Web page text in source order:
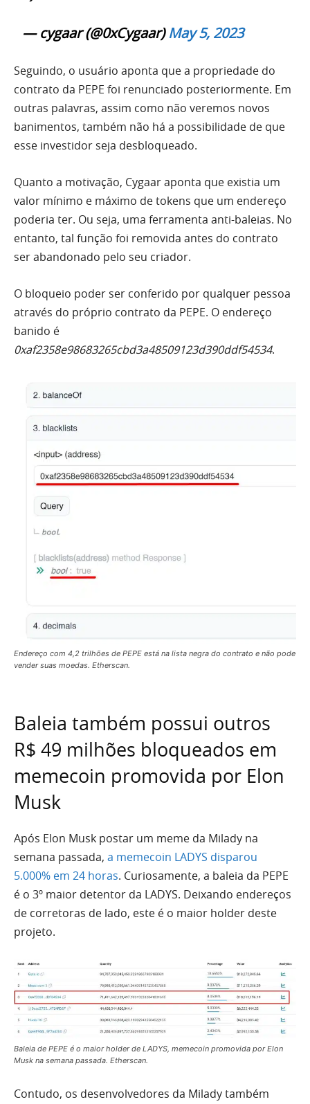
— cygaar (@0xCygaar)May 5, 2023
Seguindo, o usuário aponta que a propriedade do
contrato da PEPE foi renunciado posteriormente. Em
outras palavras, assim como não veremos novos
banimentos, também não há a possibilidade de que
esse investidor seja desbloqueado.
Quanto a motivação, Cygaar aponta que existia um
valor mínimo e máximo de tokens que um endereço
poderia ter. Ou seja, uma ferramenta anti-baleias. No
entanto, tal função foi removida antes do contrato
ser abandonado pelo seu criador.
O bloqueio poder ser conferido por qualquer pessoa
através do próprio contrato da PEPE. O endereço
banido é
0xaf2358e98683265cbd3a48509123d390ddf54534.
Endereço com 4,2 trilhões de PEPE está na lista negra do contrato e não pode
vender suas moedas. Etherscan.
Baleia também possui outros
R$ 49 milhões bloqueados em
memecoin promovida por Elon
Musk
Após Elon Musk postar um meme da Milady na
semana passada, a memecoin LADYS disparou
5.000% em 24 horas. Curiosamente, a baleia da PEPE
é o 3º maior detentor da LADYS. Deixando endereços
de corretoras de lado, este é o maior holder deste
projeto.
Baleia de PEPE é o maior holder de LADYS, memecoin promovida por Elon
Musk na semana passada. Etherscan.
Contudo, os desenvolvedores da Milady também